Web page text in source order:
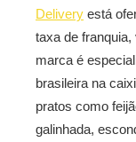
Delivery está
taxa de franquia,
marca é
brasileira na
pratos como
galinhada,